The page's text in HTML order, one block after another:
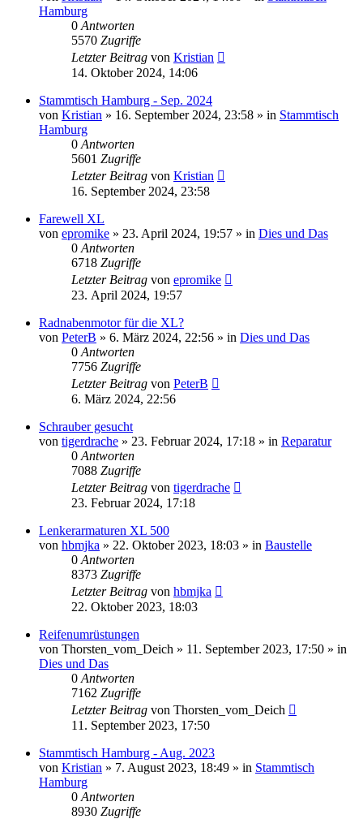
Hamburg
0 Antworten
5570 Zugriffe
Letzter Beitrag von Kristian
14. Oktober 2024, 14:06
Stammtisch Hamburg - Sep. 2024
von Kristian » 16. September 2024, 23:58 » in Stammtisch
Hamburg
0 Antworten
5601 Zugriffe
Letzter Beitrag von Kristian
16. September 2024, 23:58
Farewell XL
von epromike » 23. April 2024, 19:57 » in Dies und Das
0 Antworten
6718 Zugriffe
Letzter Beitrag von epromike
23. April 2024, 19:57
Radnabenmotor für die XL?
von PeterB » 6. März 2024, 22:56 » in Dies und Das
0 Antworten
7756 Zugriffe
Letzter Beitrag von PeterB
6. März 2024, 22:56
Schrauber gesucht
von tigerdrache » 23. Februar 2024, 17:18 » in Reparatur
0 Antworten
7088 Zugriffe
Letzter Beitrag von tigerdrache
23. Februar 2024, 17:18
Lenkerarmaturen XL 500
von hbmjka » 22. Oktober 2023, 18:03 » in Baustelle
0 Antworten
8373 Zugriffe
Letzter Beitrag von hbmjka
22. Oktober 2023, 18:03
Reifenumrüstungen
von Thorsten_vom_Deich » 11. September 2023, 17:50 » in
Dies und Das
0 Antworten
7162 Zugriffe
Letzter Beitrag von Thorsten_vom_Deich
11. September 2023, 17:50
Stammtisch Hamburg - Aug. 2023
von Kristian » 7. August 2023, 18:49 » in Stammtisch
Hamburg
0 Antworten
8930 Zugriffe